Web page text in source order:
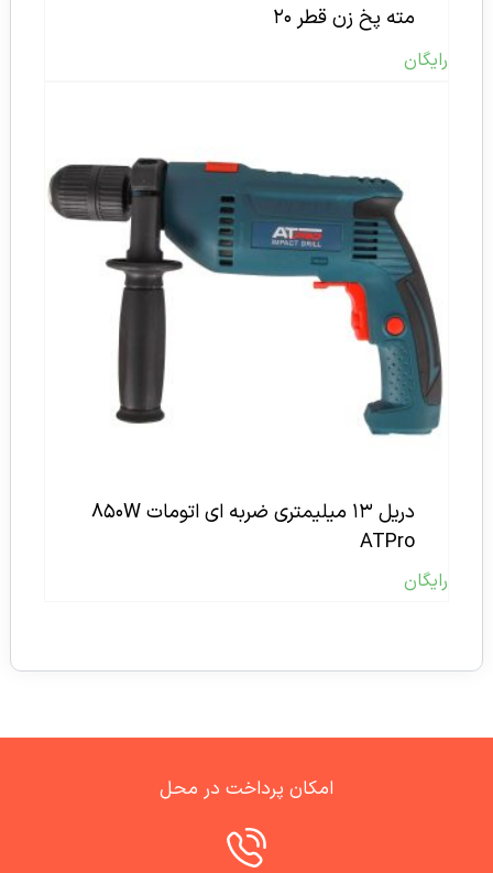
مته پخ زن قطر ۲۰
رایگان
دریل ۱۳ میلیمتری ضربه ای اتومات ۸۵۰W
ATPro
رایگان
امکان پرداخت در محل